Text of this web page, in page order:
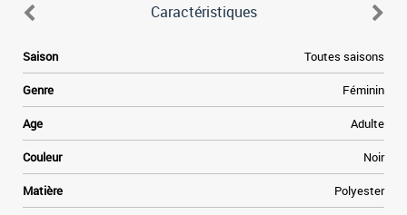
Caractéristiques
Saison Toutes saisons
Genre Féminin
Age Adulte
Couleur Noir
Matière Polyester